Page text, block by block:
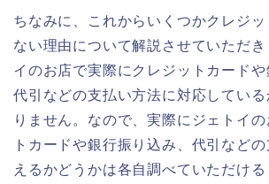
ちなみに、これからいくつかクレジッ
ない理由について解説させていただき
イのお店で実際にクレジットカードや
代引などの支払い方法に対応してい
りません。なので、実際にジェトイ
トカードや銀行振り込み、代引など
えるかどうかは各自調べていただける